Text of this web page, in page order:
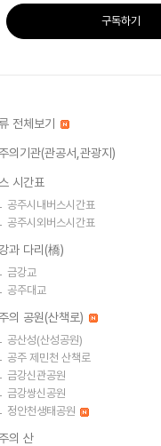
구독하기
전체보기
의기관(관공서,관광지)
시간표
공주시내버스시간표
공주시외버스시간표
과 다리(橋)
금강교
공주대교
의 공원(산책로)
공산성(산성공원)
공주 제민천 산책로
금강신관공원
금강쌍신공원
정안천생태공원
의 산